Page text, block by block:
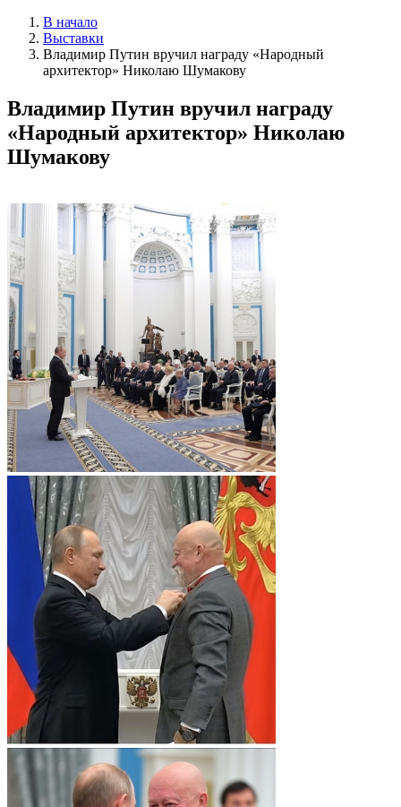
В начало
Выставки
Владимир Путин вручил награду «Народный
архитектор» Николаю Шумакову
Владимир Путин вручил награду
«Народный архитектор» Николаю
Шумакову